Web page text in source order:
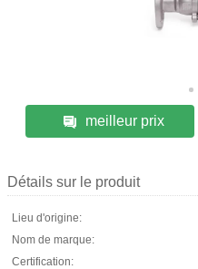
meilleur prix
Détails sur le produit
Lieu d'origine:
Nom de marque:
Certification: